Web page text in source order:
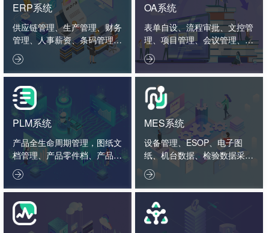
ERP系统
供应链管理、生产管理、财务
管理、人事薪资、条码管理、
智造看板。

OA系统
表单自设、流程审批、文控管
理、项目管理、会议管理、外
勤管理、绩效管理。

PLM系统
产品全生命周期管理，图纸文
档管理、产品零件档、产品结
构、工艺标准、项目管理、2
D3D接口。

MES系统
设备管理、ESOP、电子图
纸、机台数据、检验数据采集
分析。
